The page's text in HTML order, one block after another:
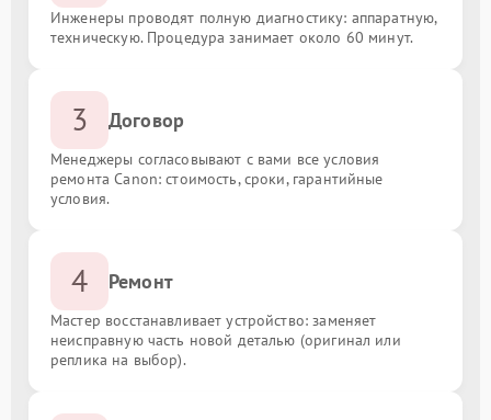
Инженеры проводят полную диагностику: аппаратную,
техническую. Процедура занимает около 60 минут.
3 Договор
Менеджеры согласовывают с вами все условия
ремонта Canon: стоимость, сроки, гарантийные
условия.
4 Ремонт
Мастер восстанавливает устройство: заменяет
неисправную часть новой деталью (оригинал или
реплика на выбор).